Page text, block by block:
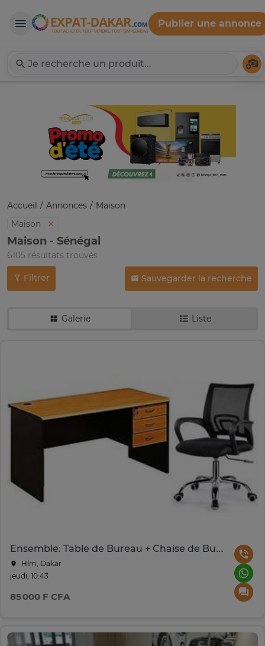
Expat-Dakar
Publier une annonce
Accueil Annonces
Maison
Maison
Maison - Sénégal
6105 résultats trouvés
Filtrer Sauvegarder la recherche
Galerie Liste
Ensemble: Table de Bureau + Chaise de Bureau
Hlm, Dakar
jeudi, 10:43
85 000 F CFA